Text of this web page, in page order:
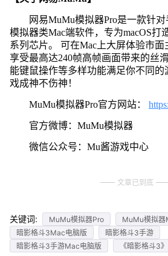
网易MuMu模拟器Pro是一款针
模拟器类Mac端软件，专为macOS打
系列芯片。 可在Mac上大屏体验市面
享受最高达240帧高帧画面带来的丝
能键鼠操作等多样功能满足你不同
戏成神不伤神！
MuMu模拟器Pro官方网站：
官方微博：MuMu模拟器
微信公众号：Mu酱游戏中心
文章已到底
关键词: MuMu模拟器Pro MuMu模拟器
暗影格斗3Mac电脑版
暗影格斗3手游
暗影格斗3手游Mac电脑版
《暗影格斗3